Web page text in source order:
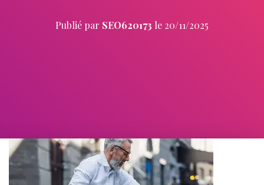
Publié par SEO620173 le 20/11/2025